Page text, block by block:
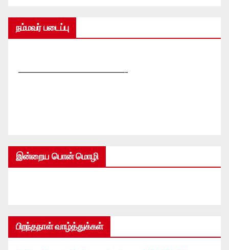
நம்மவர் படைப்பு
—————————————-
இன்றைய பொன் மொழி
பிறந்தநாள் வாழ்த்துக்கள்